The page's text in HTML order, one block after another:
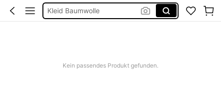
Kleid Baumwolle
Kein passendes Produkt gefunden.